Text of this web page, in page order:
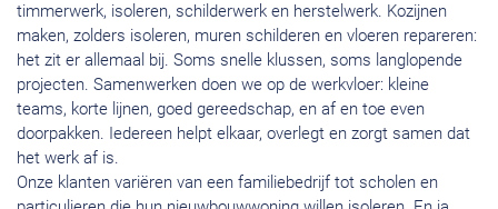
timmerwerk, isoleren, schilderwerk en herstelwerk. Kozijnen
maken, zolders isoleren, muren schilderen en vloeren repareren:
het zit er allemaal bij. Soms snelle klussen, soms langlopende
projecten. Samenwerken doen we op de werkvloer: kleine
teams, korte lijnen, goed gereedschap, en af en toe even
doorpakken. Iedereen helpt elkaar, overlegt en zorgt samen dat
het werk af is.
Onze klanten variëren van een familiebedrijf tot scholen en